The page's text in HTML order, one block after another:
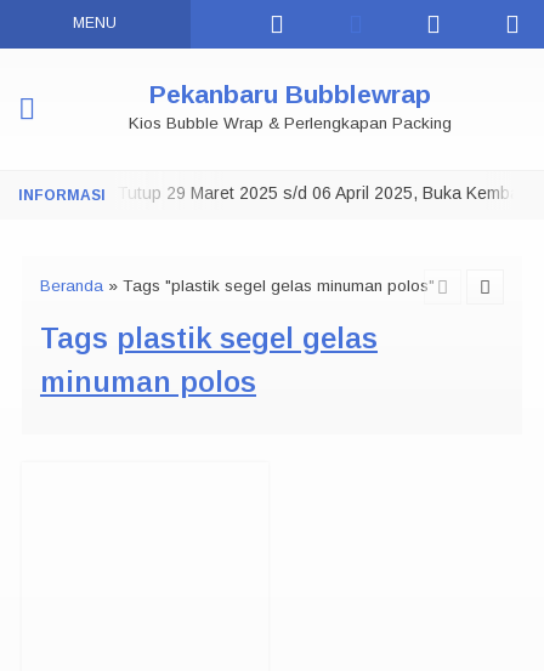
MENU
Pekanbaru Bubblewrap
Kios Bubble Wrap & Perlengkapan Packing
NOTE: Toko Tutup 29 Maret 2025 s/d 06 April 2025, Buka Kembali
Beranda » Tags "plastik segel gelas minuman polos"
Tags plastik segel gelas
minuman polos